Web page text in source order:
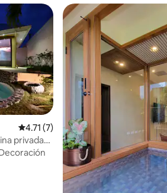
Calificación promedio: 4.71 de 5, 7
4.71 (7)
privada